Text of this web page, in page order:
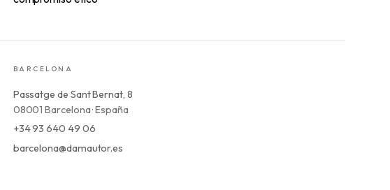
BARCELONA
Passatge de Sant Bernat, 8
08001 Barcelona · España
+34 93 640 49 06
barcelona@damautor.es